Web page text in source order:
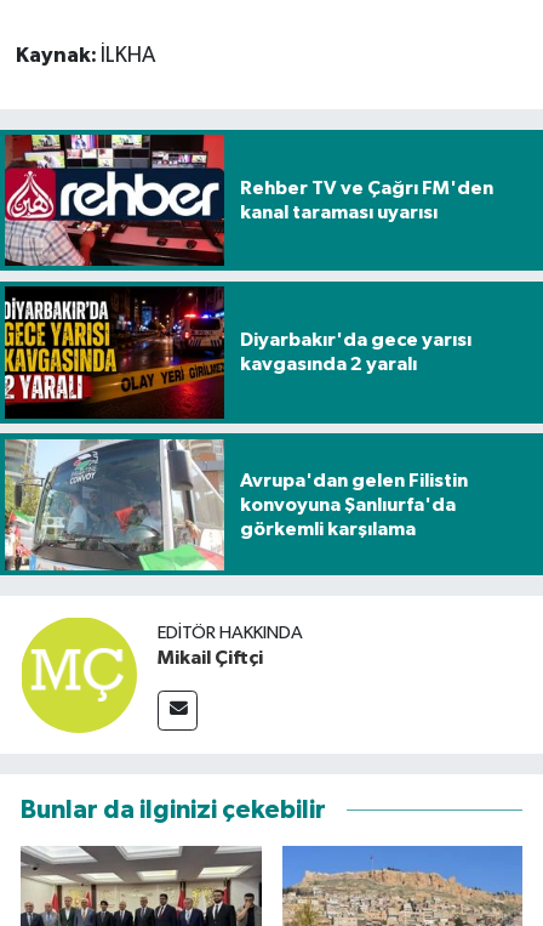
Kaynak: İLKHA
Rehber TV ve Çağrı FM'den
kanal taraması uyarısı
Diyarbakır'da gece yarısı
kavgasında 2 yaralı
Avrupa'dan gelen Filistin
konvoyuna Şanlıurfa'da
görkemli karşılama
EDITÖR HAKKINDA
Mikail Çiftçi
Bunlar da ilginizi çekebilir